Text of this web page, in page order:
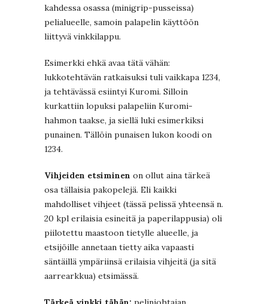
kahdessa osassa (minigrip-pusseissa)
pelialueelle, samoin palapelin käyttöön
liittyvä vinkkilappu.
Esimerkki ehkä avaa tätä vähän:
lukkotehtävän ratkaisuksi tuli vaikkapa 1234,
ja tehtävässä esiintyi Kuromi. Silloin
kurkattiin lopuksi palapeliin Kuromi-
hahmon taakse, ja siellä luki esimerkiksi
punainen. Tällöin punaisen lukon koodi on
1234.
Vihjeiden etsiminen on ollut aina tärkeä
osa tällaisia pakopelejä. Eli kaikki
mahdolliset vihjeet (tässä pelissä yhteensä n.
20 kpl erilaisia esineitä ja paperilappusia) oli
piilotettu maastoon tietylle alueelle, ja
etsijöille annetaan tietty aika vapaasti
säntäillä ympäriinsä erilaisia vihjeitä (ja sitä
aarrearkkua) etsimässä.